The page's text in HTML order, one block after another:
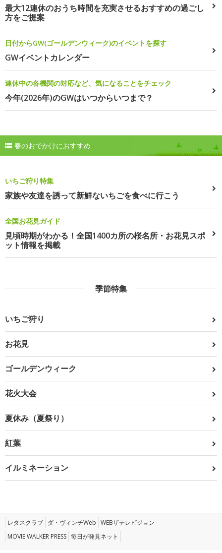
最大12連休のおうち時間を充実させるおすすめの過ごし
方をご提案
日付からGW(ゴールデンウィーク)のイベントを探す
GWイベントカレンダー
連休中の各機関の対応など、気になることをチェック
今年(2026年)のGWはいつからいつまで？
春のおでかけにおすすめ
いちご狩り特集
家族や友達を誘って新鮮ないちごを食べに行こう
全国お花見ガイド
見頃時期がわかる！全国1400カ所の桜名所・お花見スポ
ット情報を掲載
季節特集
いちご狩り
お花見
ゴールデンウィーク
花火大会
夏休み（夏祭り）
紅葉
イルミネーション
レタスクラブ ダ・ヴィンチWeb WEBザテレビジョン
MOVIE WALKER PRESS 毎日が発見ネット